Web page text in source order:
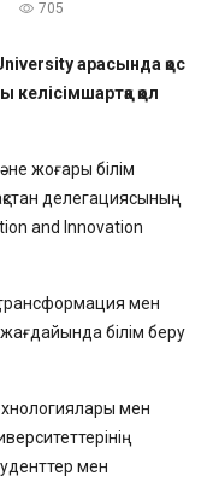
705
арасында қос
қол
жоғары білім
делегациясының
and Innovation
трансформация мен
білім беру
мен
мен